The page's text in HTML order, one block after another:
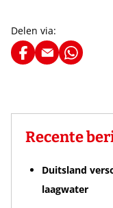
Delen via:
Recente
Duitsland
laagwater